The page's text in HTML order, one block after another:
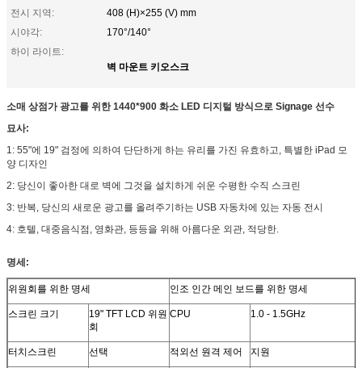
전시 지역:
408 (H)×255 (V) mm
시야각:
170°/140°
하이 라이트:
벽 마운트 키오스크
소매 상점가 광고를 위한 1440*900 화소 LED 디지털 방식으로 Signage 선수
묘사:
1: 55"에 19" 검정에 의하여 단단하게 하는 유리를 가진 유효하고, 특별한 iPad 모
양 디자인
2: 당신이 좋아한 대로 벽에 그것을 설치하게 쉬운 수평한 수직 스크린
3: 반복, 당신의 새로운 광고를 올려주기하는 USB 자동차에 있는 자동 전시
4: 호텔, 대중음식점, 영화관, 등등을 위해 아름다운 외관, 적당한.
명세:
위원회를 위한 명세 인조 인간 메인 보드를 위한 명세
스크린 크기
19" TFT LCD 위원
회
CPU 1.0 - 1.5GHz
터치스크린 선택 적외선 원격 제어 지원